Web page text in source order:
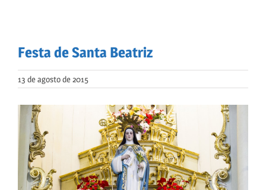
Festa de Santa Beatriz
13 de agosto de 2015